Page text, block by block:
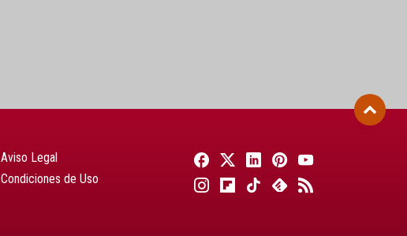
Aviso Legal
Condiciones de Uso